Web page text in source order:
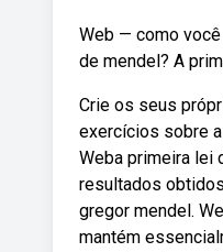
Web — como
de mendel? A
Crie os seus
exercícios sobre
Weba primeira lei
resultados
gregor mendel.
mantém